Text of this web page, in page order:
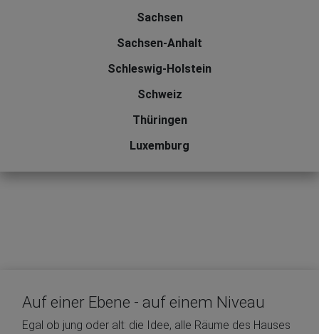
Sachsen
Sachsen-Anhalt
Schleswig-Holstein
Schweiz
Thüringen
Luxemburg
Auf einer Ebene - auf einem Niveau
Egal ob jung oder alt: die Idee, alle Räume des Hauses